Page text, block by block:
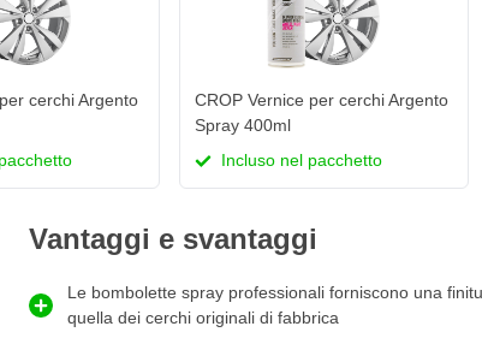
cerchi Argento
CROP Vernice per cerchi Argento
Spray 400ml
Incluso nel pacchetto
Vantaggi e svantaggi
Le bombolette spray professionali forniscono una
quella dei cerchi originali di fabbrica